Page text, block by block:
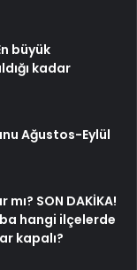
büyük
kadar
Ağustos-Eylül
SON DAKİKA!
hangi ilçelerde
kapalı?